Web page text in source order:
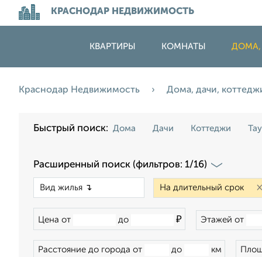
КРАСНОДАР НЕДВИЖИМОСТЬ
КВАРТИРЫ КОМНАТЫ ДОМА,
Краснодар Недвижимость Дома, дачи,
Быстрый поиск: Дома Дачи Коттеджи
Расширенный поиск (фильтров: 1/16)
×
Цена от до ₽ Этажей от
Расстояние до города от до км